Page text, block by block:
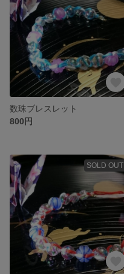
数珠ブレスレット
800円
SOLD OUT